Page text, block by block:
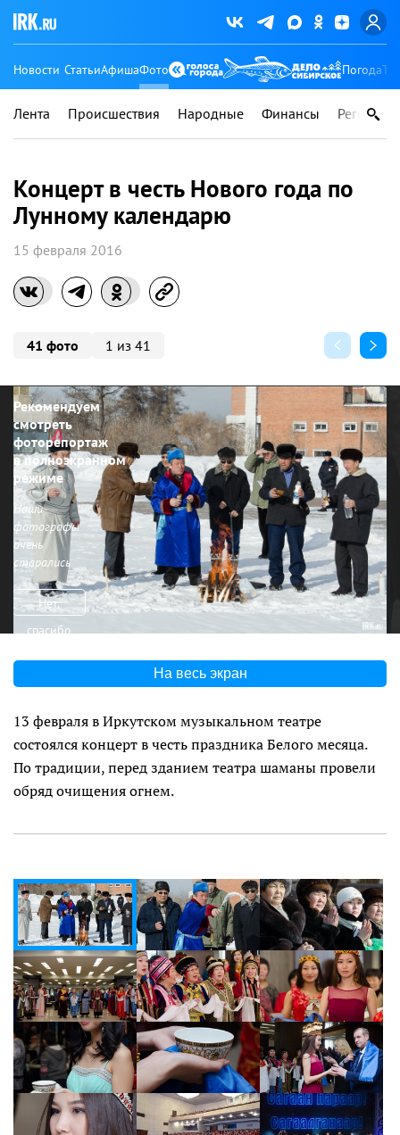
Новости СтатьиАфишаФото Погода
Лента Происшествия Народные Финансы Регионы
Концерт в честь Нового года по
Лунному календарю
15 февраля 2016
41 фото 1 из 41
Рекомендуем
смотреть
фоторепортаж
в полноэкранном
режиме
Наши
фотографы
очень
старались
Нет,
спасибо
На весь экран
13 февраля в Иркутском музыкальном театре
состоялся концерт в честь праздника Белого месяца.
По традиции, перед зданием театра шаманы провели
обряд очищения огнем.